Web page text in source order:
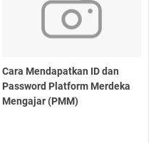
Cara Mendapatkan ID dan
Password Platform Merdeka
Mengajar (PMM)